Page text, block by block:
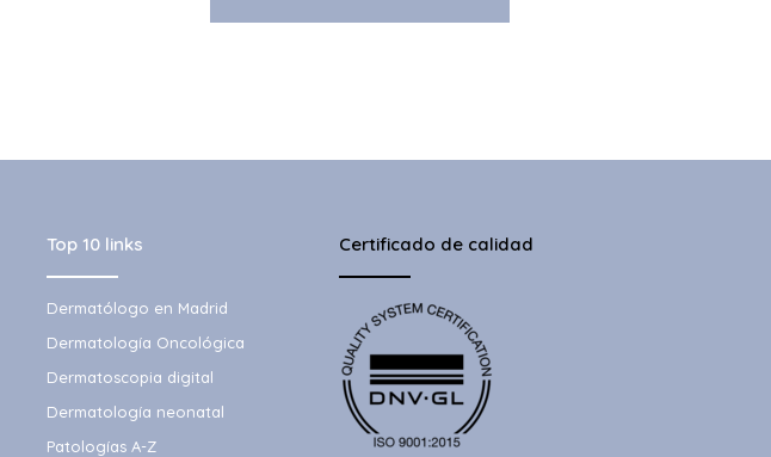
Top 10 links
Dermatólogo en Madrid
Dermatología Oncológica
Dermatoscopia digital
Dermatología neonatal
Patologías A-Z
Certificado de calidad